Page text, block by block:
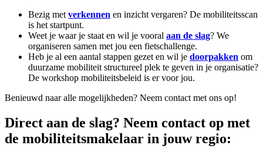
Bezig met verkennen en inzicht vergaren? De mobiliteitsscan
is het startpunt.
Weet je waar je staat en wil je vooral aan de slag? We
organiseren samen met jou een fietschallenge.
Heb je al een aantal stappen gezet en wil je doorpakken om
duurzame mobiliteit structureel plek te geven in je organisatie?
De workshop mobiliteitsbeleid is er voor jou.
Benieuwd naar alle mogelijkheden? Neem contact met ons op!
Direct aan de slag? Neem contact op met
de mobiliteitsmakelaar in jouw regio: